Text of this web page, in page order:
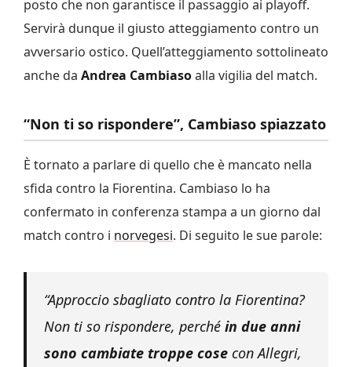
posto che non garantisce il passaggio ai playoff.
Servirà dunque il giusto atteggiamento contro un
avversario ostico. Quell’atteggiamento sottolineato
anche da Andrea Cambiasoalla vigilia del match.
“Non ti so rispondere”, Cambiaso spiazzato
È tornato a parlare di quello che è mancato nella
sfida contro la Fiorentina. Cambiaso lo ha
confermato in conferenza stampa a un giorno dal
match contro i norvegesi. Di seguito le sue parole:
“Approccio sbagliato contro la Fiorentina?
Non ti so rispondere, perché in due anni
sono cambiate troppe cose con Allegri,